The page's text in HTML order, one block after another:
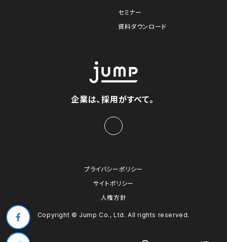
セミナー
資料ダウンロード
企業は、採用がすべて。
プライバシーポリシー
サイトポリシー
人権方針
Copyright © Jump Co., Ltd. All rights reserved.